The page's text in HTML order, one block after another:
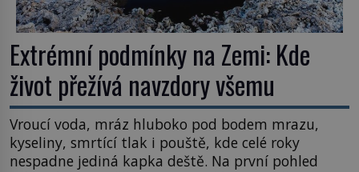
Extrémní podmínky na Zemi: Kde
život přežívá navzdory všemu
Vroucí voda, mráz hluboko pod bodem mrazu,
kyseliny, smrtící tlak i pouště, kde celé roky
nespadne jediná kapka deště. Na první pohled